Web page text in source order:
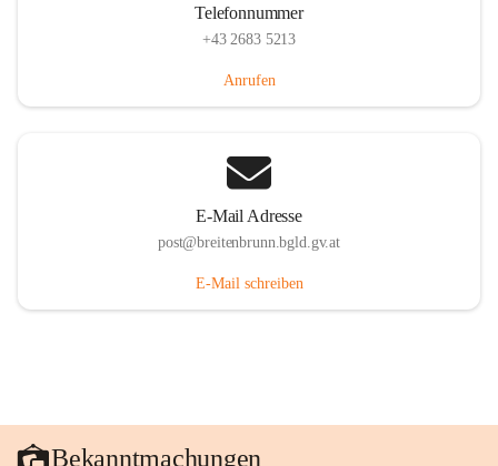
Telefonnummer
+43 2683 5213
Anrufen
E-Mail Adresse
post@breitenbrunn.bgld.gv.at
E-Mail schreiben
Bekanntmachungen